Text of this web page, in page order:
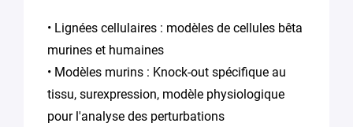
• Lignées cellulaires : modèles de cellules bêta
murines et humaines
• Modèles murins : Knock-out spécifique au
tissu, surexpression, modèle physiologique
pour l'analyse des perturbations